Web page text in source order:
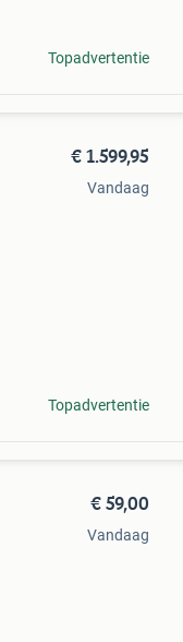
Topadvertentie
€ 1.599,95
Vandaag
Topadvertentie
€ 59,00
Vandaag